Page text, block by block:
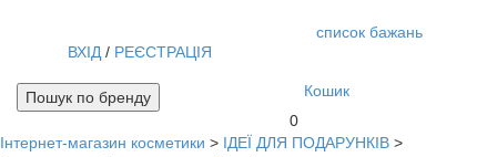
список бажань
ВХІД / РЕЄСТРАЦІЯ
Кошик
0
Пошук по бренду
Інтернет-магазин косметики > ІДЕЇ ДЛЯ ПОДАРУНКІВ >